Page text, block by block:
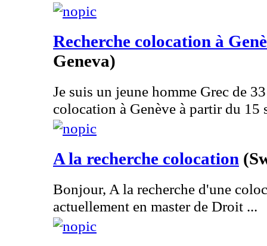
Recherche colocation à
Geneva)
Je suis un jeune homme Grec de
colocation à Genève à partir du 15
A la recherche colocation
Bonjour, A la recherche d'une
actuellement en master de Droit ...